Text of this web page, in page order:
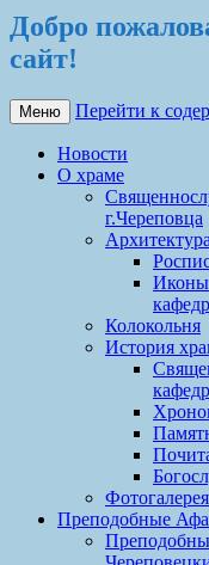
Добро
сайт!
Меню Перейти к
Новости
О храме
г.Череповца
Архитектура
Иконы
Колокольня
История
Фотогалерея
Преподобные